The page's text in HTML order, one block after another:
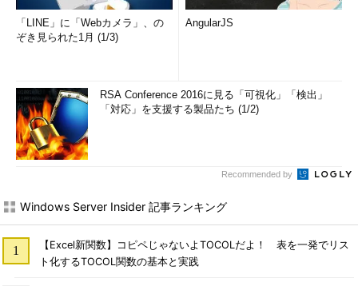
「LINE」に「Webカメラ」、の
ぞき見られた1月 (1/3)
AngularJS
RSA Conference 2016に見る「可視化」「検出」
「対応」を支援する製品たち (1/2)
Recommended by
Windows Server Insider 記事ランキング
【Excel新関数】コピペじゃないよTOCOLだよ！ 表を一発でリス
ト化するTOCOL関数の基本と実践